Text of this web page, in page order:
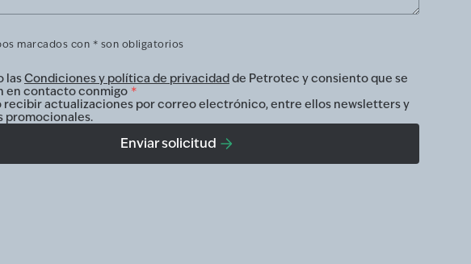
marcados con * son obligatorios
lasCondiciones y política de privacidadde Petrotec y consiento que se
en contacto conmigo *
recibir actualizaciones por correo electrónico, entre ellos newsletters y
promocionales.
Enviar solicitud